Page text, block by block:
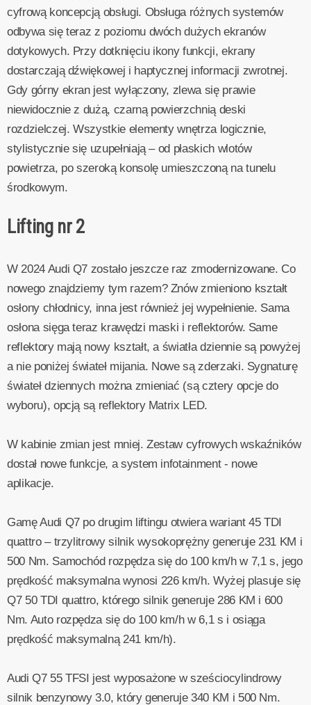
cyfrową koncepcją obsługi. Obsługa różnych systemów
odbywa się teraz z poziomu dwóch dużych ekranów
dotykowych. Przy dotknięciu ikony funkcji, ekrany
dostarczają dźwiękowej i haptycznej informacji zwrotnej.
Gdy górny ekran jest wyłączony, zlewa się prawie
niewidocznie z dużą, czarną powierzchnią deski
rozdzielczej. Wszystkie elementy wnętrza logicznie,
stylistycznie się uzupełniają – od płaskich wlotów
powietrza, po szeroką konsolę umieszczoną na tunelu
środkowym.
Lifting nr 2
W 2024 Audi Q7 zostało jeszcze raz zmodernizowane. Co
nowego znajdziemy tym razem? Znów zmieniono kształt
osłony chłodnicy, inna jest również jej wypełnienie. Sama
osłona sięga teraz krawędzi maski i reflektorów. Same
reflektory mają nowy kształt, a światła dziennie są powyżej
a nie poniżej świateł mijania. Nowe są zderzaki. Sygnaturę
świateł dziennych można zmieniać (są cztery opcje do
wyboru), opcją są reflektory Matrix LED.
W kabinie zmian jest mniej. Zestaw cyfrowych wskaźników
dostał nowe funkcje, a system infotainment - nowe
aplikacje.
Gamę Audi Q7 po drugim liftingu otwiera wariant 45 TDI
quattro – trzylitrowy silnik wysokoprężny generuje 231 KM i
500 Nm. Samochód rozpędza się do 100 km/h w 7,1 s, jego
prędkość maksymalna wynosi 226 km/h. Wyżej plasuje się
Q7 50 TDI quattro, którego silnik generuje 286 KM i 600
Nm. Auto rozpędza się do 100 km/h w 6,1 s i osiąga
prędkość maksymalną 241 km/h).
Audi Q7 55 TFSI jest wyposażone w sześciocylindrowy
silnik benzynowy 3.0, który generuje 340 KM i 500 Nm.